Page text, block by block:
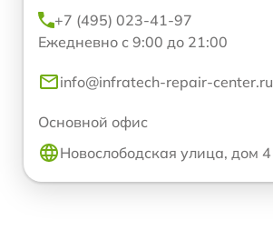
+7 (495) 023-41-97
Ежедневно с 9:00 до 21:00
info@infratech-repair-center.ru
Основной офис
Новослободская улица, дом 4